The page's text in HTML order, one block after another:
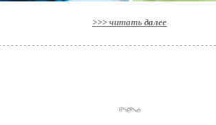
>>> читать далее